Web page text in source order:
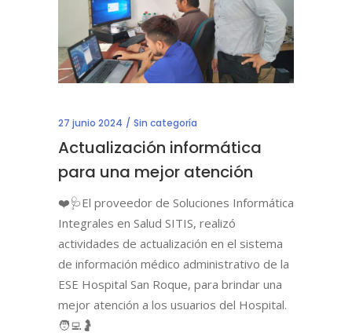
27 junio 2024 Sin categoría
Actualización informática
para una mejor atención
❤️🩺El proveedor de Soluciones Informática
Integrales en Salud SITIS, realizó
actividades de actualización en el sistema
de información médico administrativo de la
ESE Hospital San Roque, para brindar una
mejor atención a los usuarios del Hospital.
🧑‍💻🤰